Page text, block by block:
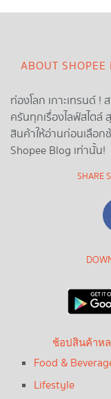
ABOUT SHOPEE
ท่องโลก เกาะเทรนด์
ครันทุกเรื่องไลฟ์สไต
สินค้าให้อ่านก่อนเลือ
Shopee Blog เท่านั้น!
SHARE
ช้อปสินค้าห
Food &
Lifestyle